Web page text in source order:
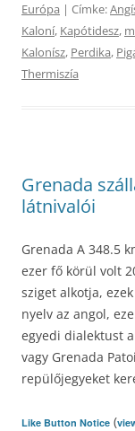
Európa | Címke:
Kaloní, Kapótidesz,
Kalonísz, Perdika,
Thermiszía
Grenada
látnivalói
Grenada A 348.5
ezer fő körül volt
sziget alkotja,
nyelv az angol,
egyedi dialektust
vagy Grenada
repülőjegyeket
Like Button Notice (